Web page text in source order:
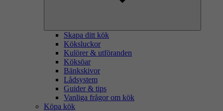
Skapa ditt kök
Köksluckor
Kulörer & utföranden
Köksöar
Bänkskivor
Lådsystem
Guider & tips
Vanliga frågor om kök
Köpa kök